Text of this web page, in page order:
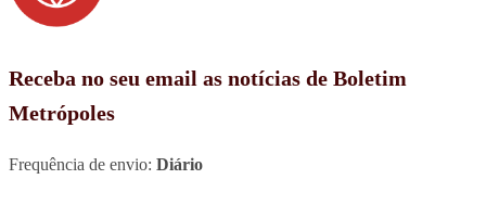
Receba no seu email as notícias de Boletim
Metrópoles
Frequência de envio: Diário